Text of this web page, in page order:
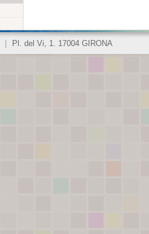
Pl. del Vi, 1. 17004 GIRONA